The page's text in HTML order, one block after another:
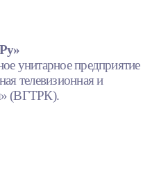
унитарное предприятие
телевизионная и
(ВГТРК).